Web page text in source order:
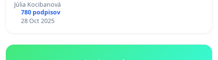
Júlia Kocibanová
780 podpisov
28 Oct 2025